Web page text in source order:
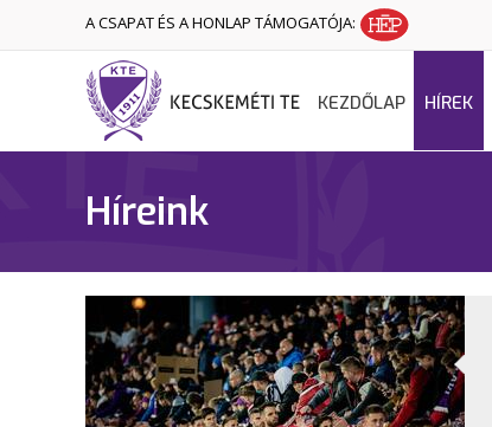
A CSAPAT ÉS A HONLAP TÁMOGATÓJA:
KEZDŐLAP HÍREK
Híreink